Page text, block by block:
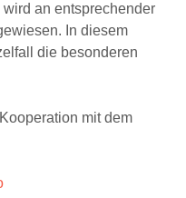
an entsprechender
In diesem
die besonderen
mit dem